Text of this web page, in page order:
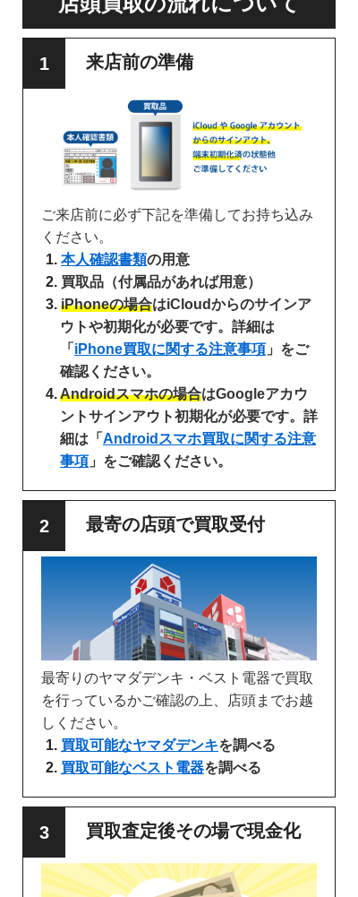
来店前の準備
ご来店前に必ず下記を準備してお持ち込み
ください。
本人確認書類の用意
買取品（付属品があれば用意）
iPhoneの場合はiCloudからのサインア
ウトや初期化が必要です。詳細は
「 iPhone買取に関する注意事項 」をご
確認ください。
Androidスマホの場合はGoogleアカウ
ントサインアウト初期化が必要です。詳
細は「 Androidスマホ買取に関する注意
事項 」をご確認ください。
最寄の店頭で買取受付
最寄りのヤマダデンキ・ベスト電器で買取
を行っているかご確認の上、店頭までお越
しください。
買取可能なヤマダデンキを調べる
買取可能なベスト電器を調べる
買取査定後その場で現金化